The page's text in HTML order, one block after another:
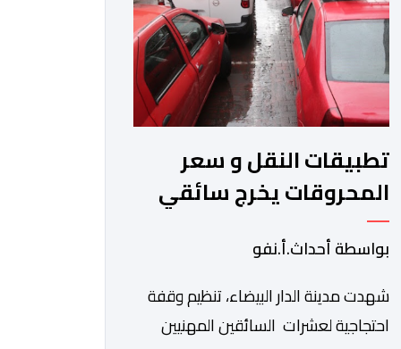
القانون من عقوبات مالية ضدهم وتهدد
[…]
تطبيقات النقل و سعر
المحروقات يخرج سائقي
الطاكسيات للاحتجاج
بواسطة أحداث.أ.نفو
شهدت مدينة الدار البيضاء، تنظيم وقفة
احتجاجية لعشرات السائقين المهنيين